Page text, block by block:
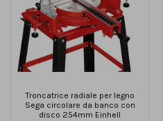
Troncatrice radiale per legno
Sega circolare da banco con
disco 254mm Einhell